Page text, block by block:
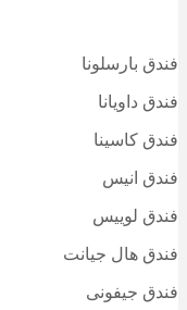
فندق بارسلونا
فندق داویانا
فندق کاسینا
فندق انیس
فندق لوییس
فندق هال جیانت
فندق جیفونی